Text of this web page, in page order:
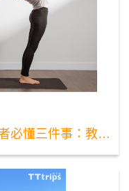
【文山區瑜珈體驗】瑜珈初學者必懂三件事：教室選擇、課程認識、課前準備